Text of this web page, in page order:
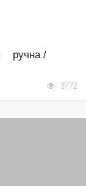
ручна /
3772